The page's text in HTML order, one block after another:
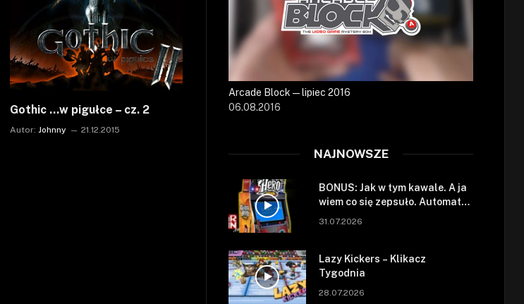
Gothic …w pigułce – cz. 2
Autor: Johnny 21.12.2015
Arcade Block — lipiec 2016
06.08.2016
NAJNOWSZE
BONUS: Jak w tym kawale. A ja
wiem co się zepsuło. Automat
31.07.2026
Lazy Kickers – Klikacz
Tygodnia
28.07.2026